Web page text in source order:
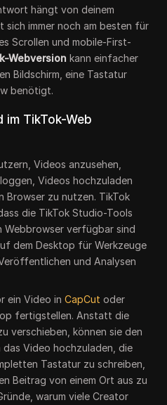
hängt von deinem
sich immer noch am besten für
Scrollen und mobile-First-
Webversion kann einfacher
Bildschirm, eine Tastatur
benötigt.
im TikTok-Web
Videos anzusehen,
Videos hochzuladen
Browser zu nutzen. TikTok
die TikTok Studio-Tools
Webbrowser verfügbar sind
dem Desktop für Werkzeuge
und Analysen
ein Video inCapCut oder
fertigstellen. Anstatt die
verschieben, können sie den
das Video hochzuladen, die
Tastatur zu schreiben,
Beitrag von einem Ort aus zu
warum viele Creator